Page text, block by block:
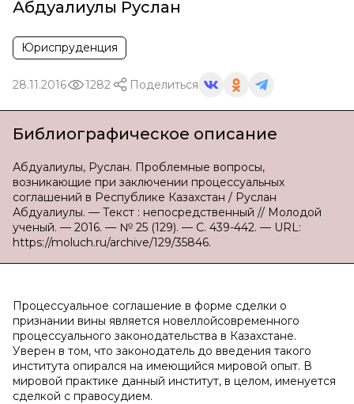
Абдуалиулы Руслан
Юриспруденция
28.11.2016 1282 Поделиться
Библиографическое описание
Абдуалиулы, Руслан. Проблемные вопросы,
возникающие при заключении процессуальных
соглашений в Республике Казахстан / Руслан
Абдуалиулы. — Текст : непосредственный // Молодой
ученый. — 2016. — № 25 (129). — С. 439-442. — URL:
https://moluch.ru/archive/129/35846.
Процессуальное соглашение в форме сделки о
признании вины является новеллойсовременного
процессуального законодательства в Казахстане.
Уверен в том, что законодатель до введения такого
института опирался на имеющийся мировой опыт. В
мировой практике данный институт, в целом, именуется
сделкой с правосудием.